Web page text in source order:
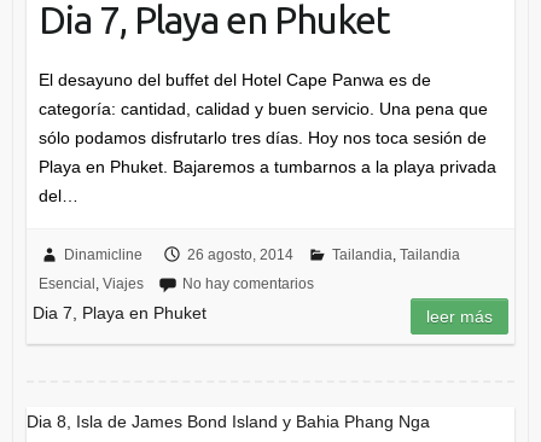
Dia 7, Playa en Phuket
El desayuno del buffet del Hotel Cape Panwa es de
categoría: cantidad, calidad y buen servicio. Una pena que
sólo podamos disfrutarlo tres días. Hoy nos toca sesión de
Playa en Phuket. Bajaremos a tumbarnos a la playa privada
del…
Dinamicline 26 agosto, 2014 Tailandia, Tailandia
Esencial , Viajes No hay comentarios
Dia 7, Playa en Phuket leer más
Dia 8, Isla de James Bond Island y Bahia Phang Nga